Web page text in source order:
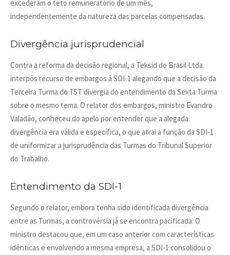
excederam o teto remuneratório de um mês,
independentemente da natureza das parcelas compensadas.
Divergência jurisprudencial
Contra a reforma da decisão regional, a Teksid do Brasil Ltda.
interpôs recurso de embargos à SDI-1 alegando que a decisão da
Terceira Turma do TST divergia do entendimento da Sexta Turma
sobre o mesmo tema. O relator dos embargos, ministro Evandro
Valadão, conheceu do apelo por entender que a alegada
divergência era válida e específica, o que atrai a função da SDI-1
de uniformizar a jurisprudência das Turmas do Tribunal Superior
do Trabalho.
Entendimento da SDI-1
Segundo o relator, embora tenha sido identificada divergência
entre as Turmas, a controvérsia já se encontra pacificada. O
ministro destacou que, em um caso anterior com características
idênticas e envolvendo a mesma empresa, a SDI-1 consolidou o